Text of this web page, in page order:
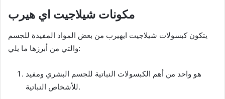
مكونات شيلاجيت اي هيرب
يتكون كبسولات شيلاجيت ايهيرب من بعض المواد المفيدة للجسم
والتي من أبرزها ما يلي:
هو واحد من أهم الكبسولات النباتية للجسم البشري ومفيد
للأشخاص النباتية.